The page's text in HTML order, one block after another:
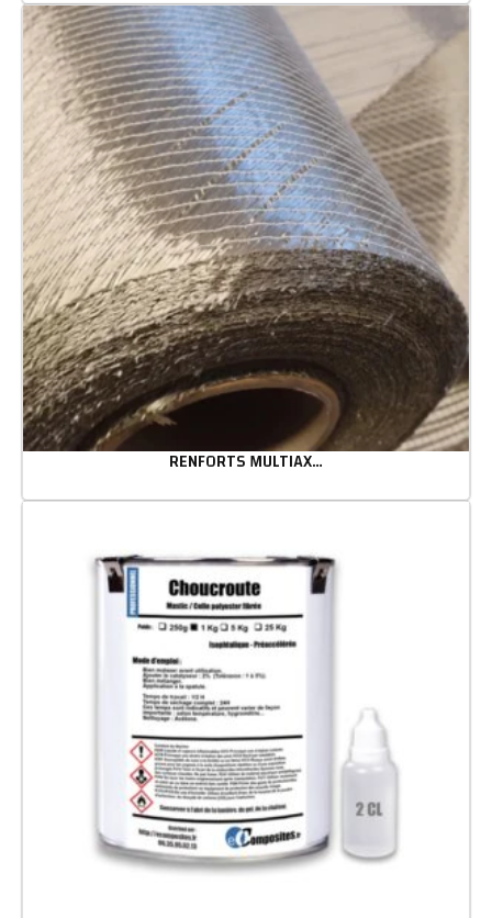
RENFORTS MULTIAXIAUX NON-ONDULÉS (TISSUS NCF)